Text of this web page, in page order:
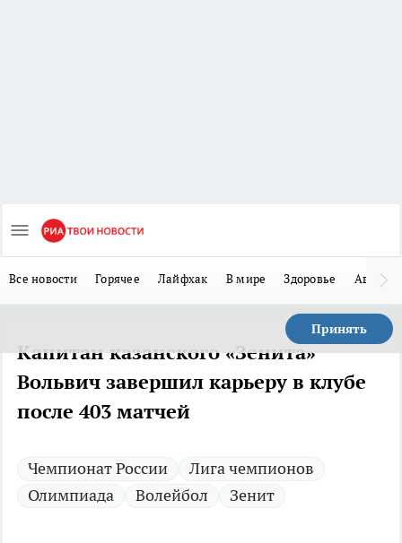
Все новости Горячее Лайфхак В мире Здоровье Авто
Принять
Капитан казанского «Зенита»
Вольвич завершил карьеру в клубе
после 403 матчей
Чемпионат России
Лига чемпионов
Олимпиада
Волейбол Зенит